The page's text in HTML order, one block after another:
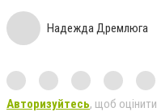
Надежда Дремлюга
Авторизуйтесь, щоб оцінити